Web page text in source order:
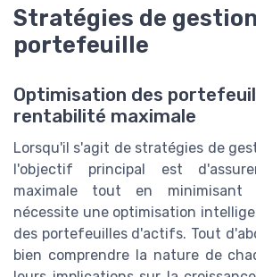
Stratégies de
portefeuille
Optimisation des
rentabilité maximale
Lorsqu'il s'agit de stratégies de
l'objectif principal est
maximale tout en minimisant
nécessite une optimisation
des portefeuilles d'actifs. Tout
bien comprendre la nature de